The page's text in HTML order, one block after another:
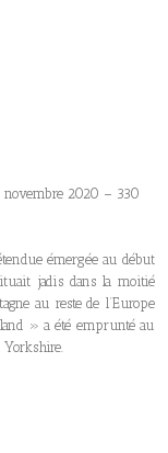
2020 – 330
émergée au début
jadis dans la moitié
au reste de l’Europe
» a été emprunté au
Yorkshire.